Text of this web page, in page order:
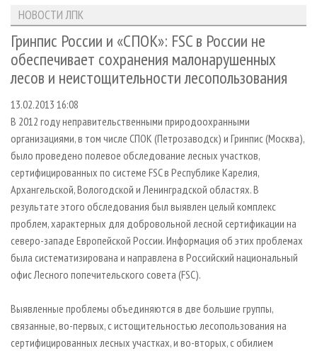
ЛЕСОЗАГОТОВКА
ЛЕСОПИЛЕНИЕ
ДЕРЕВООБРАБОТКА
СУШКА ДРЕВЕСИНЫ
ПРОИЗВОДСТВО ДРЕВЕСНЫХ ПЛИТ
ДЕРЕВЯННОЕ ДОМОСТРОЕНИЕ
ПРОИЗВОДСТВО МЕБЕЛИ
БИОЭНЕРГЕТИКА
ЦБП
ИНСТРУМЕНТ И МАТЕРИАЛЫ
НОВОСТИ ЛПК
НОВОСТИ ЖУРНАЛА
НОВОСТИ КОМПАНИЙ
АНАЛИТИКА
ПРЕДПРИЯТИЯ ЛПК
ЛЕСНЫЕ РЕГИОНЫ РОССИИ
ПЕРСОНЫ
МОБИЛЬНЫЕ ВЫСТАВКИ
ОФИЦИАЛЬНЫЕ ДЕЛЕГАЦИИ
ПРИОРИТЕТНЫЕ ИНВЕСТПРОЕКТЫ
RUSSIAN FORESTRY REVIEW
ГАЗЕТА ЛЕСПРОМФОРУМ
БИБЛИОТЕКА СПЕЦИАЛИСТА
АРХИВ
АРХИВ ЖУРНАЛОВ
СТАТЬИ
О ЖУРНАЛЕ
ПОДПИСКА
КОНТАКТЫ
РЕКЛАМОДАТЕЛЯМ
РЕКЛАМА
РЕКЛАМА НА САЙТЕ
НОВОСТИ ЛПК
Гринпис России и «СПОК»: FSC в России не
обеспечивает сохранения малонарушенных
лесов и неистощительности лесопользования
13.02.2013 16:08
В 2012 году неправительственными природоохранными
организациями, в том числе СПОК (Петрозаводск) и Гринпис (Москва),
было проведено полевое обследование лесных участков,
сертифицированных по системе FSC в Республике Карелия,
Архангельской, Вологодской и Ленинградской областях. В
результате этого обследования был выявлен целый комплекс
проблем, характерных для добровольной лесной сертификации на
северо-западе Европейской России. Информация об этих проблемах
была систематизирована и направлена в Российский национальный
офис Лесного попечительского совета (FSC).
Выявленные проблемы объединяются в две большие группы,
связанные, во-первых, с истощительностью лесопользования на
сертифицированных лесных участках, и во-вторых, с обилием